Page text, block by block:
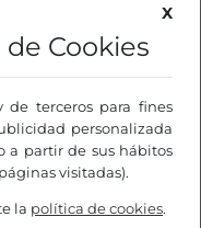
Getxo
X
Cookies
de terceros para fines
personalizada
a partir de sus hábitos
visitadas).
la política de cookies.